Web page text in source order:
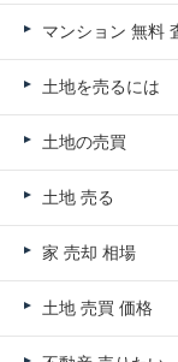
マンション 無料
土地を売るには
土地の売買
土地 売る
家 売却 相場
土地 売買 価格